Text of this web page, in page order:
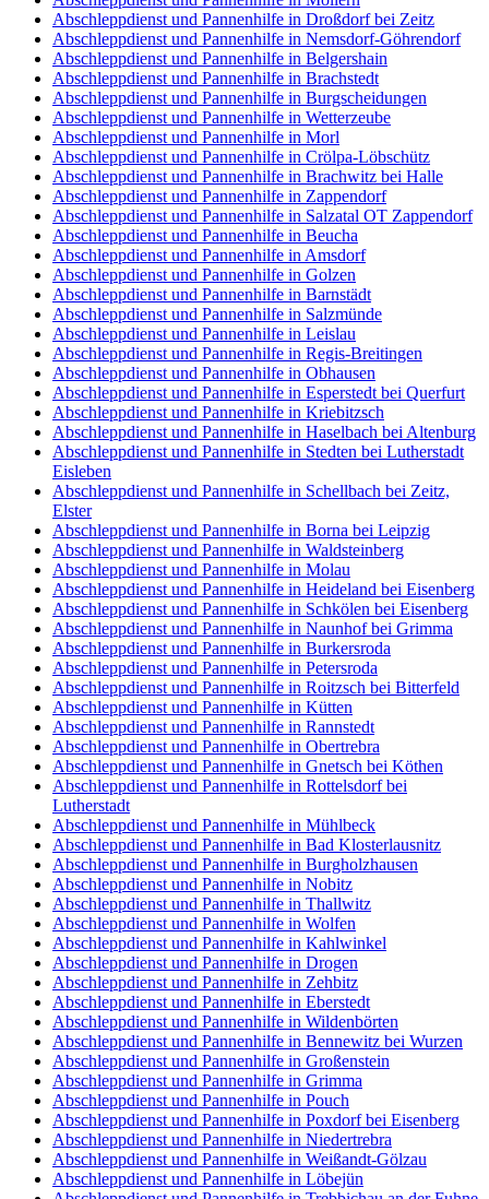
Abschleppdienst und Pannenhilfe in Droßdorf bei Zeitz
Abschleppdienst und Pannenhilfe in Nemsdorf-Göhrendorf
Abschleppdienst und Pannenhilfe in Belgershain
Abschleppdienst und Pannenhilfe in Brachstedt
Abschleppdienst und Pannenhilfe in Burgscheidungen
Abschleppdienst und Pannenhilfe in Wetterzeube
Abschleppdienst und Pannenhilfe in Morl
Abschleppdienst und Pannenhilfe in Crölpa-Löbschütz
Abschleppdienst und Pannenhilfe in Brachwitz bei Halle
Abschleppdienst und Pannenhilfe in Zappendorf
Abschleppdienst und Pannenhilfe in Salzatal OT Zappendorf
Abschleppdienst und Pannenhilfe in Beucha
Abschleppdienst und Pannenhilfe in Amsdorf
Abschleppdienst und Pannenhilfe in Golzen
Abschleppdienst und Pannenhilfe in Barnstädt
Abschleppdienst und Pannenhilfe in Salzmünde
Abschleppdienst und Pannenhilfe in Leislau
Abschleppdienst und Pannenhilfe in Regis-Breitingen
Abschleppdienst und Pannenhilfe in Obhausen
Abschleppdienst und Pannenhilfe in Esperstedt bei Querfurt
Abschleppdienst und Pannenhilfe in Kriebitzsch
Abschleppdienst und Pannenhilfe in Haselbach bei Altenburg
Abschleppdienst und Pannenhilfe in Stedten bei Lutherstadt
Eisleben
Abschleppdienst und Pannenhilfe in Schellbach bei Zeitz,
Elster
Abschleppdienst und Pannenhilfe in Borna bei Leipzig
Abschleppdienst und Pannenhilfe in Waldsteinberg
Abschleppdienst und Pannenhilfe in Molau
Abschleppdienst und Pannenhilfe in Heideland bei Eisenberg
Abschleppdienst und Pannenhilfe in Schkölen bei Eisenberg
Abschleppdienst und Pannenhilfe in Naunhof bei Grimma
Abschleppdienst und Pannenhilfe in Burkersroda
Abschleppdienst und Pannenhilfe in Petersroda
Abschleppdienst und Pannenhilfe in Roitzsch bei Bitterfeld
Abschleppdienst und Pannenhilfe in Kütten
Abschleppdienst und Pannenhilfe in Rannstedt
Abschleppdienst und Pannenhilfe in Obertrebra
Abschleppdienst und Pannenhilfe in Gnetsch bei Köthen
Abschleppdienst und Pannenhilfe in Rottelsdorf bei
Lutherstadt
Abschleppdienst und Pannenhilfe in Mühlbeck
Abschleppdienst und Pannenhilfe in Bad Klosterlausnitz
Abschleppdienst und Pannenhilfe in Burgholzhausen
Abschleppdienst und Pannenhilfe in Nobitz
Abschleppdienst und Pannenhilfe in Thallwitz
Abschleppdienst und Pannenhilfe in Wolfen
Abschleppdienst und Pannenhilfe in Kahlwinkel
Abschleppdienst und Pannenhilfe in Drogen
Abschleppdienst und Pannenhilfe in Zehbitz
Abschleppdienst und Pannenhilfe in Eberstedt
Abschleppdienst und Pannenhilfe in Wildenbörten
Abschleppdienst und Pannenhilfe in Bennewitz bei Wurzen
Abschleppdienst und Pannenhilfe in Großenstein
Abschleppdienst und Pannenhilfe in Grimma
Abschleppdienst und Pannenhilfe in Pouch
Abschleppdienst und Pannenhilfe in Poxdorf bei Eisenberg
Abschleppdienst und Pannenhilfe in Niedertrebra
Abschleppdienst und Pannenhilfe in Weißandt-Gölzau
Abschleppdienst und Pannenhilfe in Löbejün